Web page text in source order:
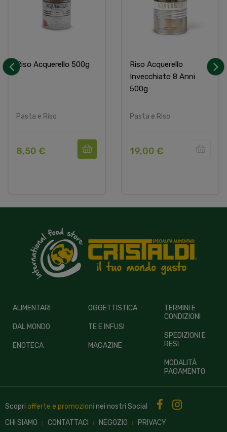
Riso Acquerello 500g
Pasta e Riso
8,50 €
Riso Acquerello
Invecchiato 8 Anni
500g
Pasta e Riso
19,00 €
ALIMENTARI
DAL MONDO
ENOTECA
OGGETTISTICA
TE E INFUSI
MAGAZINE
TERMINI E
CONDIZIONI
SPEDIZIONI E
RESI
MODALITÀ
PAGAMENTO
Scopri offerte e promozioni nei nostri Social
CHI SIAMO
CONTATTACI NEGOZIO PRIVACY